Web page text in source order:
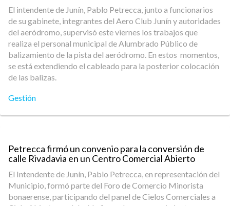
El intendente de Junín, Pablo Petrecca, junto a funcionarios
de su gabinete, integrantes del Aero Club Junín y autoridades
del aeródromo, supervisó este viernes los trabajos que
realiza el personal municipal de Alumbrado Público de
balizamiento de la pista del aeródromo. En estos momentos,
se está extendiendo el cableado para la posterior colocación
de las balizas.
Gestión
Petrecca firmó un convenio para la conversión de
calle Rivadavia en un Centro Comercial Abierto
El Intendente de Junín, Pablo Petrecca, en representación del
Municipio, formó parte del Foro de Comercio Minorista
bonaerense, participando del panel de Cielos Comerciales a